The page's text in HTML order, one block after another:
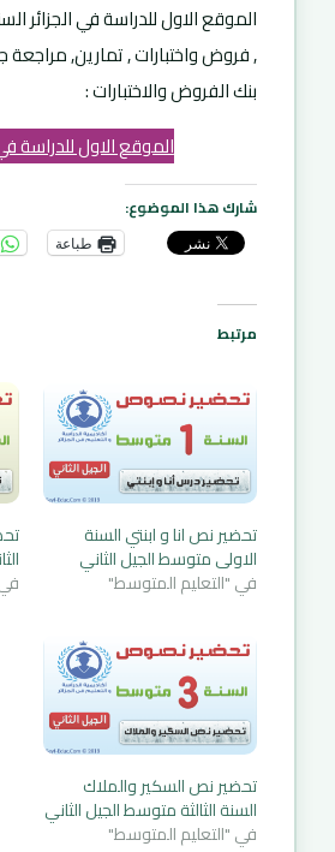
الموقع الاول للدراسة في
, فروض واختبارات , تمارين,
بنك الفروض والاختبارات :
الموقع الاول للدراسة
شارك هذا الموضوع:
طباعة
مرتبط
تحضير نص انا و ابنتي السنة
الاولى متوسط الجيل الثاني
في "التعليم المتوسط"
تحضير نص السكير والملاك
السنة الثالثة متوسط الجيل الثاني
في "التعليم المتوسط"